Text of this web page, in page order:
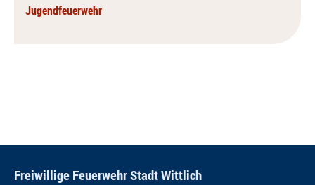
Jugendfeuerwehr
Freiwillige Feuerwehr Stadt Wittlich